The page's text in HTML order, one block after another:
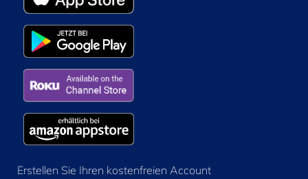
Erstellen Sie Ihren kostenfreien Account